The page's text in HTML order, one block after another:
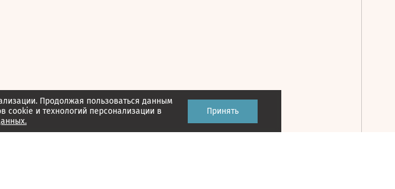
Продолжая пользоваться данным
cookie и технологий персонализации в
Принять